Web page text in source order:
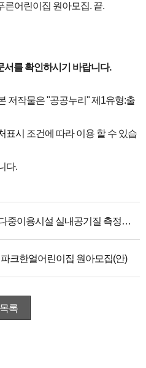
른어린이집 원아모집. 끝.
를 확인하시기 바랍니다.
저작물은 "공공누리"제1유형:출
표시 조건에 따라 이용 할 수 있습
다.
2018년 4분기 다중이용시설 실내공기질 측정결과 공개
크한얼어린이집 원아모집(안)
목록